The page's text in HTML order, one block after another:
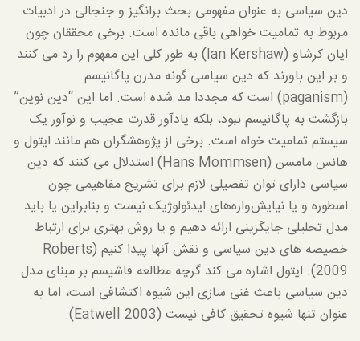
دین سیاسی به عنوان مفهومی بحث برانگیز و جنجالی در ادبیات
مربوط به تمامیت خواهی باقی مانده است. برخی محققان چون
ایان کرشاو (Ian Kershaw) به طور کلی این مفهوم را رد می کنند
و بر این باورند که دین سیاسی گونه مدرن پاگانیسم
(paganism) است که مجددا مد شده است. اما این “دین نوین”
بازگشت به پاگانیسم نبود، بلکه یادآور قدرت عجیب و نوآور یک
سیستم تمامیت خواه است. برخی از پژوهشگران هم مانند ایتول و
هانس مامسن (Hans Mommsen) استدلال می کنند که دین
سیاسی دارای توان تفصیلی لازم برای تشریح مفاهیمی چون
اسطوره و یا نیایش‌واره‌های ایدئولوژیک نیست و بنابراین یا باید
مدل تحلیلی جایگزینی ارائه دهیم و یا روش بهتری برای ارتباط
خصیصه های دین سیاسی و نقش آنها پیدا کنیم (Roberts
2009). ایتول اشاره می کند گرچه مطالعه فاشیسم بر مبنای مدل
دین سیاسی باعث غنی سازی این شیوه اکتشافی است، اما به
عنوان تنها شیوه تحقیق کافی نیست (Eatwell 2003).